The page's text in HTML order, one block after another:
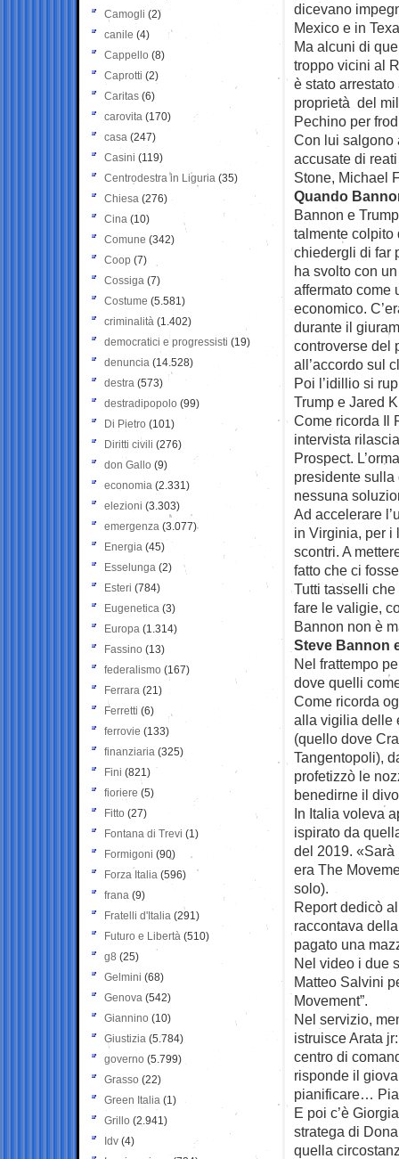
dicevano
Mexico e in
Ma alcuni di
troppo vicini al
è stato
proprietà del
Pechino per
Con lui salgono
accusate di
Stone, Michael
Quando
Bannon e
talmente
chiedergli di far
ha svolto con
affermato come
economico.
durante il
controverse del
all’accordo sul
Poi l’idillio si
Trump e Jared
Come ricorda Il
intervista
Prospect.
presidente sulla
nessuna
Ad accelerare
in Virginia, per i
scontri. A
fatto che ci
Tutti tasselli
fare le valigie,
Bannon non è
Steve Bannon
Nel frattempo
dove quelli
Come ricorda
alla vigilia delle
(quello dove
Tangentopoli),
profetizzò le
benedirne il
In Italia voleva
ispirato da
del 2019.
era The
solo).
Report dedicò
raccontava
pagato una
Nel video i due
Matteo Salvini
Movement”.
Nel servizio,
istruisce Arata
centro di
risponde il
pianificare…
E poi c’è
stratega di
quella
Camogli (2)
canile (4)
Cappello (8)
Caprotti (2)
Caritas (6)
carovita (170)
casa (247)
Casini (119)
Centrodestra in Liguria (35)
Chiesa (276)
Cina (10)
Comune (342)
Coop (7)
Cossiga (7)
Costume (5.581)
criminalità (1.402)
democratici e progressisti (19)
denuncia (14.528)
destra (573)
destradipopolo (99)
Di Pietro (101)
Diritti civili (276)
don Gallo (9)
economia (2.331)
elezioni (3.303)
emergenza (3.077)
Energia (45)
Esselunga (2)
Esteri (784)
Eugenetica (3)
Europa (1.314)
Fassino (13)
federalismo (167)
Ferrara (21)
Ferretti (6)
ferrovie (133)
finanziaria (325)
Fini (821)
fioriere (5)
Fitto (27)
Fontana di Trevi (1)
Formigoni (90)
Forza Italia (596)
frana (9)
Fratelli d'Italia (291)
Futuro e Libertà (510)
g8 (25)
Gelmini (68)
Genova (542)
Giannino (10)
Giustizia (5.784)
governo (5.799)
Grasso (22)
Green Italia (1)
Grillo (2.941)
Idv (4)